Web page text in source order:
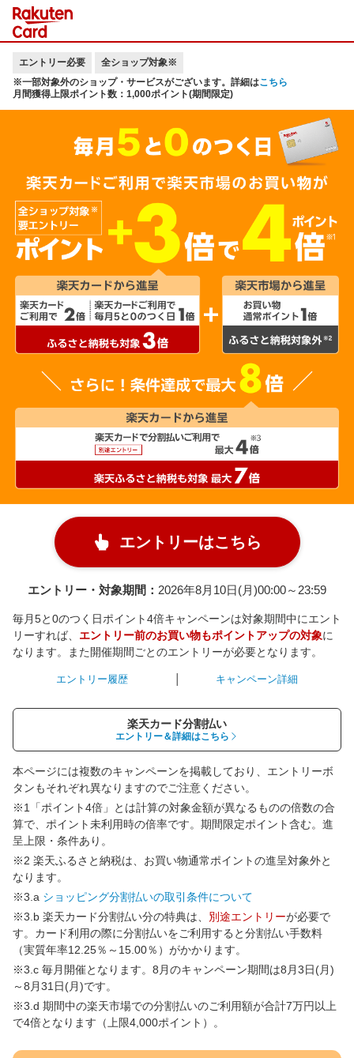
エントリー必要
全ショップ対象※
※一部対象外のショップ・サービスがございます。詳細はこちら
月間獲得上限ポイント数：1,000ポイント(期間限定)
エントリーはこちら
エントリー・対象期間： 2026年8月10日(月)00:00～23:59
毎月5と0のつく日ポイント4倍キャンペーンは対象期間中にエント
リーすれば、 エントリー前のお買い物もポイントアップの対象に
なります。また開催期間ごとのエントリーが必要となります。
エントリー履歴 キャンペーン詳細
楽天カード分割払い
エントリー＆詳細はこちら
本ページには複数のキャンペーンを掲載しており、エントリーボ
タンもそれぞれ異なりますのでご注意ください。
※1「ポイント4倍」とは計算の対象金額が異なるものの倍数の合
算で、ポイント未利用時の倍率です。期間限定ポイント含む。進
呈上限・条件あり。
※2 楽天ふるさと納税は、お買い物通常ポイントの進呈対象外と
なります。
※3.a ショッピング分割払いの取引条件について
※3.b 楽天カード分割払い分の特典は、 別途エントリーが必要で
す。カード利用の際に分割払いをご利用すると分割払い手数料
（実質年率12.25％～15.00％）がかかります。
※3.c 毎月開催となります。8月のキャンペーン期間は8月3日(月)
～8月31日(月)です。
※3.d 期間中の楽天市場での分割払いのご利用額が合計7万円以上
で4倍となります（上限4,000ポイント）。